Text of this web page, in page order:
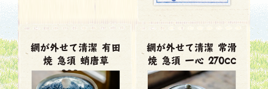
網が外せて清潔 有田
焼 急須 蛸唐草
300cc
網が外せて清潔 常滑
焼 急須 一心 270cc